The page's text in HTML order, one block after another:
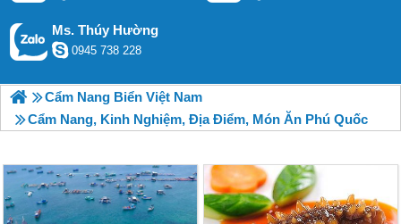
Ms. Thúy Hường
0945 738 228
Cẩm Nang Biển Việt Nam
Cẩm Nang, Kinh Nghiệm, Địa Điểm, Món Ăn Phú Quốc